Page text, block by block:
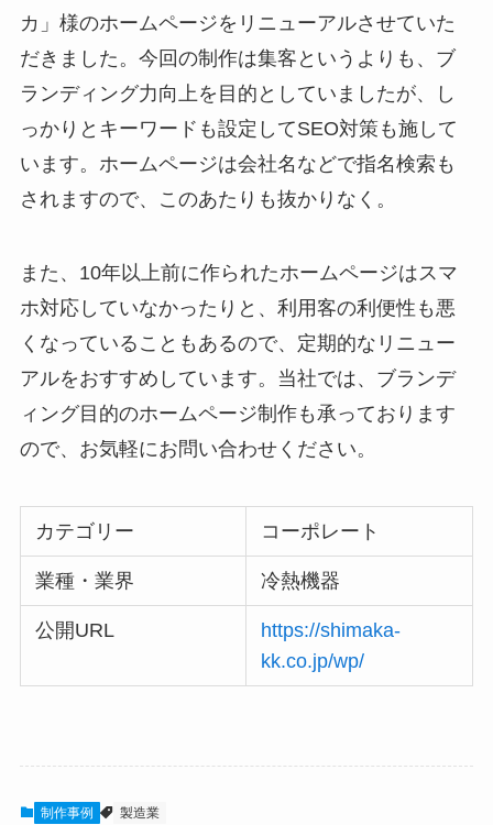
カ」様のホームページをリニューアルさせていた
だきました。今回の制作は集客というよりも、ブ
ランディング力向上を目的としていましたが、し
っかりとキーワードも設定してSEO対策も施して
います。ホームページは会社名などで指名検索も
されますので、このあたりも抜かりなく。
また、10年以上前に作られたホームページはスマ
ホ対応していなかったりと、利用客の利便性も悪
くなっていることもあるので、定期的なリニュー
アルをおすすめしています。当社では、ブランデ
ィング目的のホームページ制作も承っております
ので、お気軽にお問い合わせください。
カテゴリー コーポレート
業種・業界 冷熱機器
公開URL
https://shimaka-
kk.co.jp/wp/
制作事例 製造業